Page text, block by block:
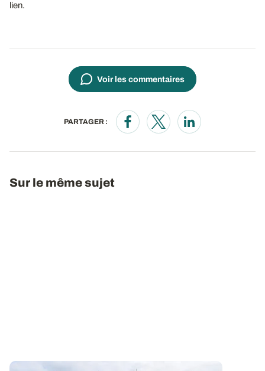
lien.
Voir les commentaires
PARTAGER :
Opens in a new window
Opens in a new window
Opens in a new
Sur le même sujet